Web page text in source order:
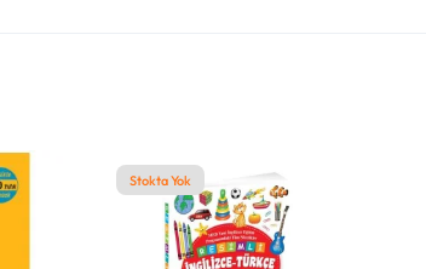
Stokta Yok